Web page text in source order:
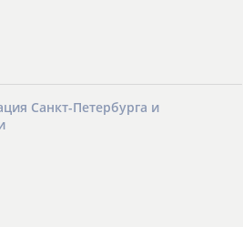
Санкт-Петербурга и